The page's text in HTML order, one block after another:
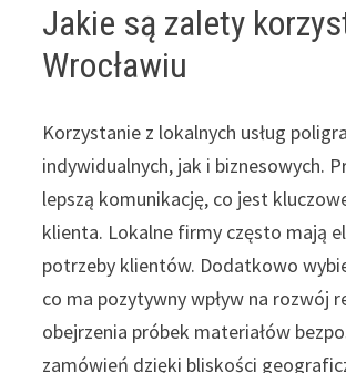
Jakie są zalety
Wrocławiu
Korzystanie z lokalnych usług
indywidualnych, jak i biznesowych.
lepszą komunikację, co jest
klienta. Lokalne firmy często mają
potrzeby klientów. Dodatkowo
co ma pozytywny wpływ na rozwój
obejrzenia próbek materiałów
zamówień dzięki bliskości